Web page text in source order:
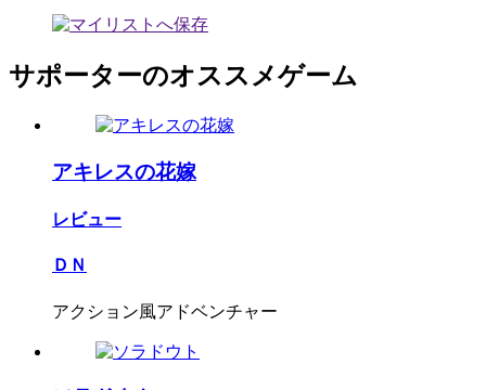
サポーターのオススメゲーム
アキレスの花嫁
レビュー
ＤＮ
アクション風アドベンチャー